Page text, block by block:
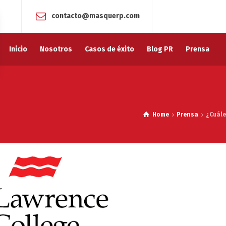
contacto@masquerp.com
Inicio Nosotros Casos de éxito Blog PR Prensa
Home Prensa